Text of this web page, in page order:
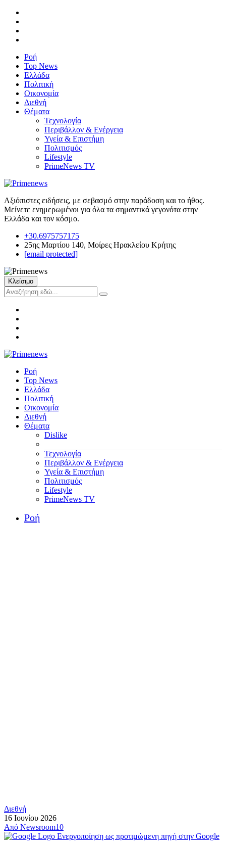
Ροή
Top News
Ελλάδα
Πολιτική
Οικονομία
Διεθνή
Θέματα
Τεχνολογία
Περιβάλλον & Ενέργεια
Υγεία & Επιστήμη
Πολιτισμός
Lifestyle
PrimeNews TV
Αξιόπιστες ειδήσεις, με σεβασμό στην παράδοση και το ήθος.
Μείνετε ενημερωμένοι για όλα τα σημαντικά γεγονότα στην
Ελλάδα και τον κόσμο.
+30.6975757175
25ης Μαρτίου 140, Μοίρες Ηρακλείου Κρήτης
[email protected]
Κλείσιμο
Ροή
Top News
Ελλάδα
Πολιτική
Οικονομία
Διεθνή
Θέματα
Dislike
Τεχνολογία
Περιβάλλον & Ενέργεια
Υγεία & Επιστήμη
Πολιτισμός
Lifestyle
PrimeNews TV
Ροή
Διεθνή
16 Ιουνίου 2026
Από Newsroom10
Ενεργοποίηση ως προτιμώμενη πηγή στην Google